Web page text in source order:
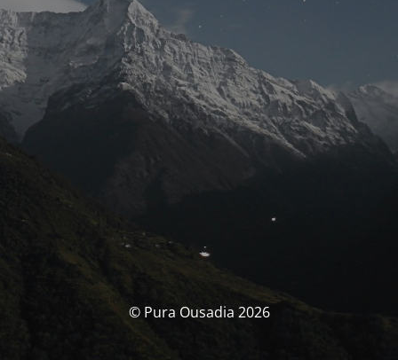
© Pura Ousadia 2026